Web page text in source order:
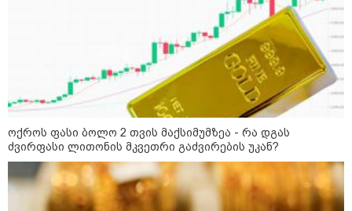
16:06 / 09-08-2026
"ტრაგედიამდე ალექსანდრე
გაბაშვილი ChatGPT-ის აწვდის
თავისი ელექტროშოკის
ინფორმაციებს და ეუბნება:
გათიშავს თუ არა პიროვნებას,
თან ეუბნება, დაივიწყე, რაც
გითხარი" - გიგა ავალიანის
დედა
14:07 / 09-08-2026
თბილისის ზღვაზე 17 წლის ბიჭი
დაიხრჩო - ცნობილი ხდება მისი
ოქროს ფასი ბოლო 2 თვის მაქსიმუმზეა - რა დგას
ძვირფასი ლითონის მკვეთრი გაძვირების უკან?